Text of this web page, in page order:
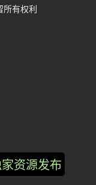
资源发布
有权利